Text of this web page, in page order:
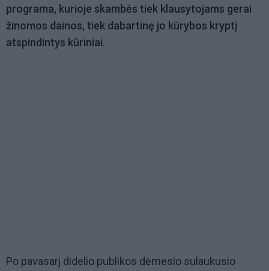
programa, kurioje skambės tiek klausytojams gerai
žinomos dainos, tiek dabartinę jo kūrybos kryptį
atspindintys kūriniai.
Po pavasarį didelio publikos dėmesio sulaukusio